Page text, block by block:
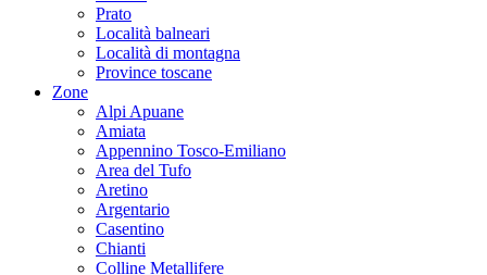
Prato
Località balneari
Località di montagna
Province toscane
Zone
Alpi Apuane
Amiata
Appennino Tosco-Emiliano
Area del Tufo
Aretino
Argentario
Casentino
Chianti
Colline Metallifere